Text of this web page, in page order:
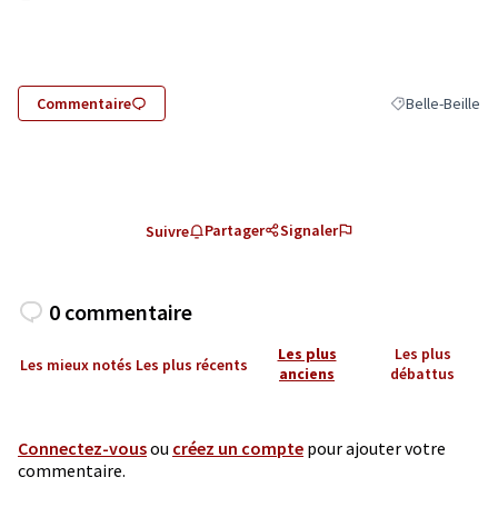
Commentaire Filtrer les
Belle-Beille
Suivre Partager Signaler
0 commentaire
Les mieux notés Les plus récents
Les plus
anciens
Les plus
débattus
Connectez-vousou créez un compte pour ajouter votre
commentaire.